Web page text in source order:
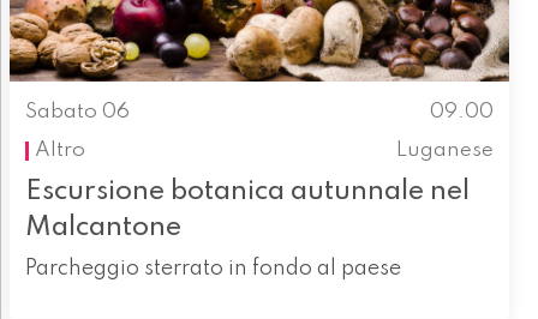
Sabato 06
09.00
Altro
Luganese
Escursione botanica autunnale nel
Malcantone
Parcheggio sterrato in fondo al paese